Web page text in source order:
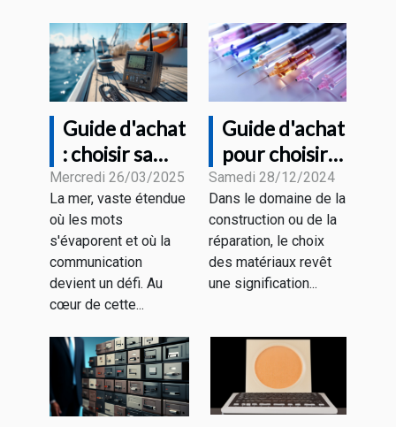
Guide d'achat
: choisir sa
radio VHF
marine en
fonction de
ses besoins
Mercredi 26/03/2025
La mer, vaste étendue
où les mots
s'évaporent et où la
communication
devient un défi. Au
cœur de cette...
Guide d'achat
pour choisir
les meilleures
aiguilles en
fibre de verre
et recharges
Samedi 28/12/2024
Dans le domaine de la
construction ou de la
réparation, le choix
des matériaux revêt
une signification...